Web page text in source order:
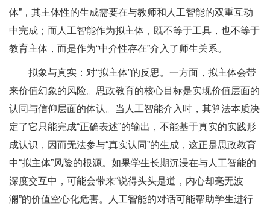
体”，其主体性的生成需要在与教师和人工智能的双重互动
中完成；而人工智能作为拟主体，既不等于工具，也不等于
教育主体，而是作为“中介性存在”介入了师生关系。
拟象与真实：对“拟主体”的反思。一方面，拟主体会带
来价值幻象的风险。思政教育的核心目标是实现价值层面的
认同与信仰层面的体认。当人工智能介入时，其算法本质决
定了它只能完成“正确表述”的输出，不能基于真实的实践形
成认识，因而无法参与“真实认同”的生成，这正是思政教育
中“拟主体”风险的根源。如果学生长期沉浸在与人工智能的
深度交互中，可能会带来“说得头头是道，内心却毫无波
澜”的价值空心化危害。人工智能的对话可能帮助学生进行